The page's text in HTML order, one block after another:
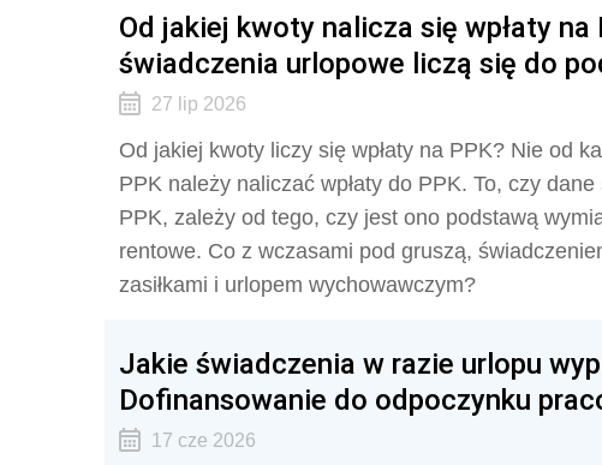
Od jakiej kwoty nalicza się wpłaty
świadczenia urlopowe liczą się do
27 lip 2026
Od jakiej kwoty liczy się wpłaty na PPK? Nie od
PPK należy naliczać wpłaty do PPK. To, czy
PPK, zależy od tego, czy jest ono podstawą
rentowe. Co z wczasami pod gruszą,
zasiłkami i urlopem wychowawczym?
Jakie świadczenia w razie urlopu
Dofinansowanie do odpoczynku
17 cze 2026